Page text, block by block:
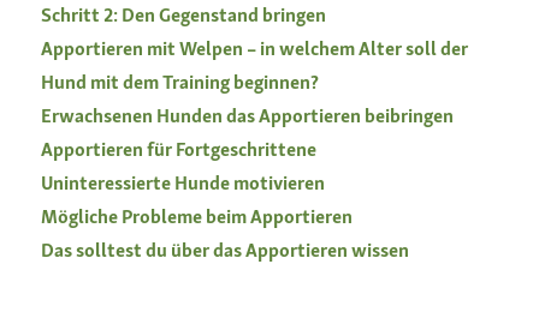
Schritt 2: Den Gegenstand bringen
Apportieren mit Welpen – in welchem Alter soll der
Hund mit dem Training beginnen?
Erwachsenen Hunden das Apportieren beibringen
Apportieren für Fortgeschrittene
Uninteressierte Hunde motivieren
Mögliche Probleme beim Apportieren
Das solltest du über das Apportieren wissen